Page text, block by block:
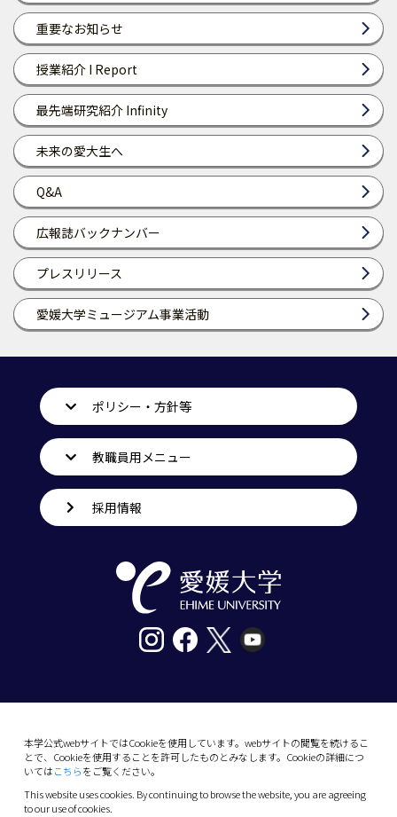
重要なお知らせ
授業紹介 I Report
最先端研究紹介 Infinity
未来の愛大生へ
Q&A
広報誌バックナンバー
プレスリリース
愛媛大学ミュージアム事業活動
本学公式webサイトではCookieを使用しています。webサイトの閲覧を続けるこ
とで、Cookieを使用することを許可したものとみなします。Cookieの詳細につ
いてはこちらをご覧ください。
This website uses cookies. By continuing to browse the website, you are agreeing
to our use of cookies.
ポリシー・方針等
教職員用メニュー
採用情報
10-13 Dogo-Himata, Matsuyama, Ehime 790-
Phone: +81 89-927-9000